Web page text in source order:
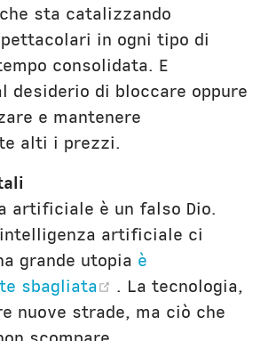
(opens new window)
che sta catalizzando
in ogni tipo di
consolidata. E
desiderio di bloccare oppure
e mantenere
alti i prezzi.
artificiale è un falso Dio.
artificiale ci
grande utopia è
sbagliata
(opens new
. La tecnologia,
nuove strade, ma ciò che